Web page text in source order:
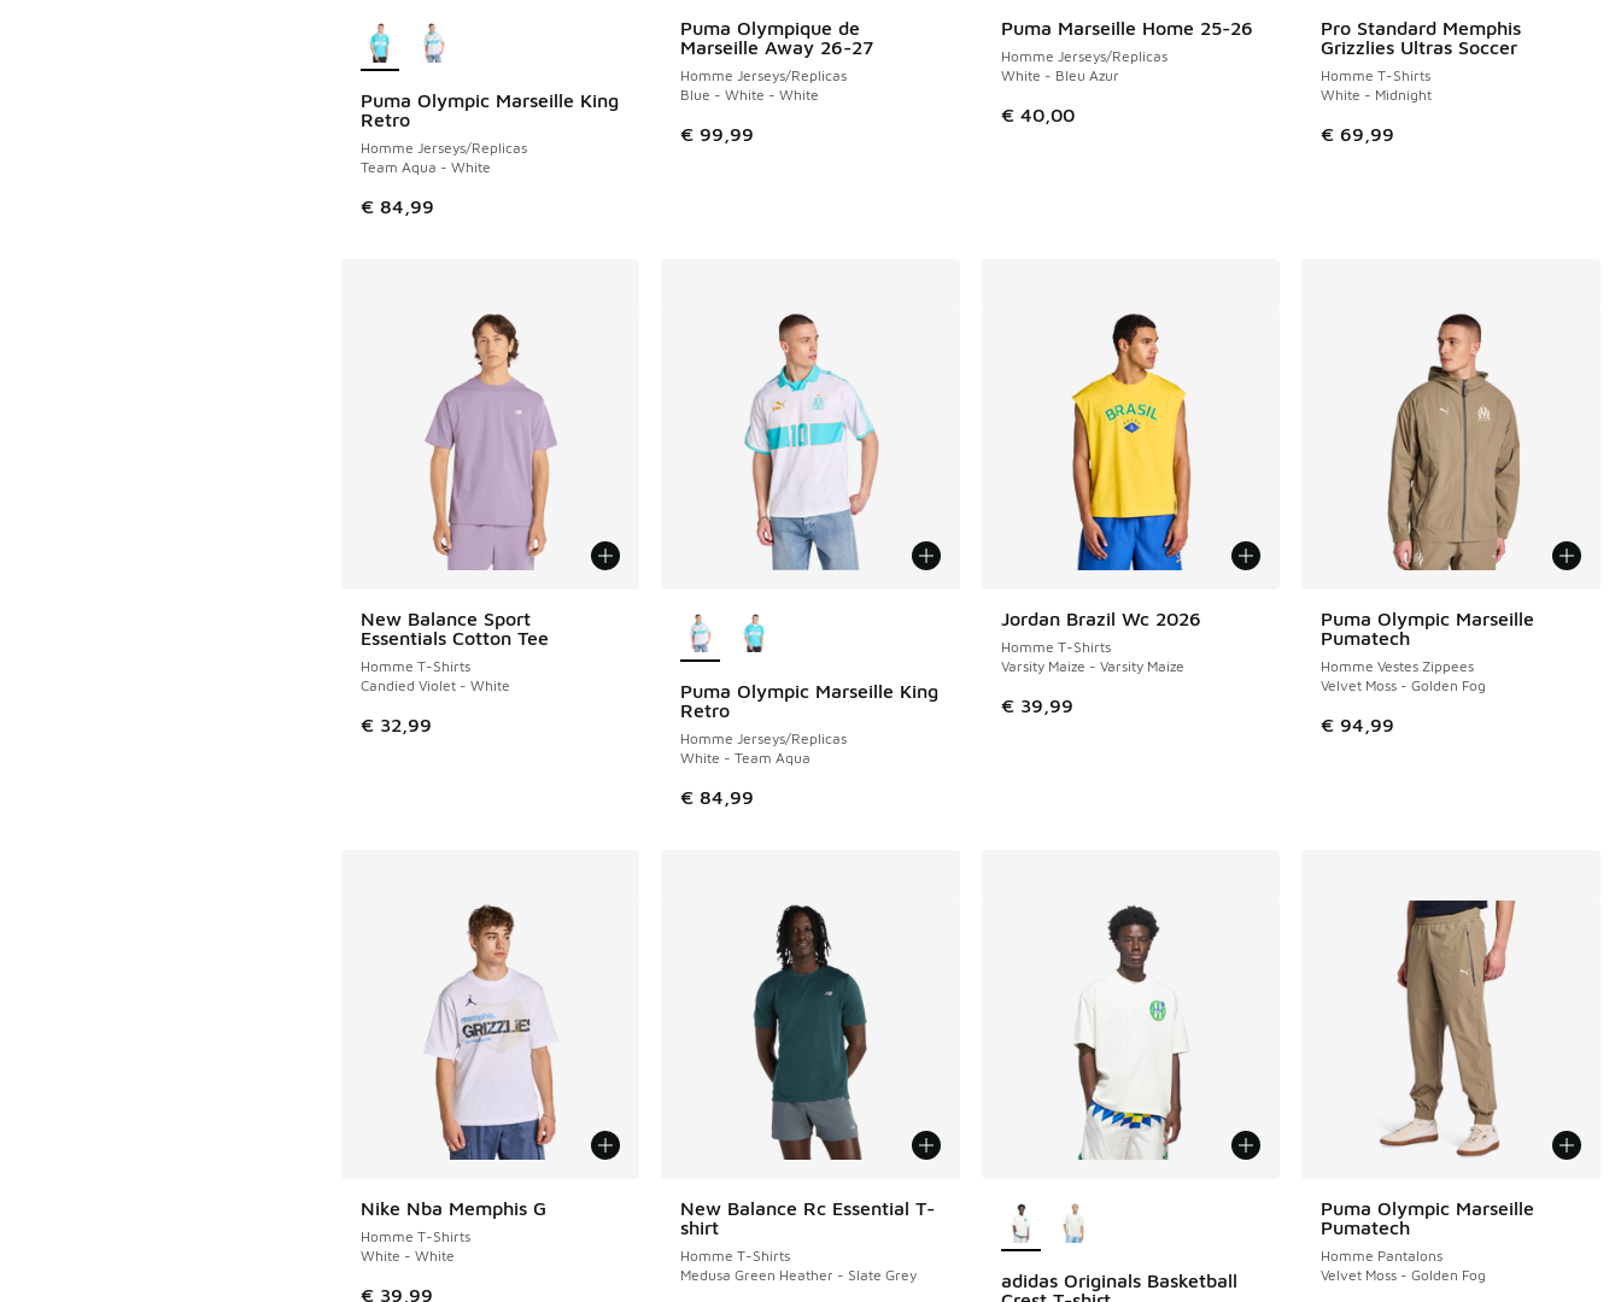
Puma Olympic Marseille King
Retro
Homme Jerseys/Replicas
Team Aqua - White
€ 84,99
Puma Olympique de
Marseille Away 26-27
Homme Jerseys/Replicas
Blue - White - White
€ 99,99
Puma Marseille Home 25-26
Homme Jerseys/Replicas
White - Bleu Azur
€ 40,00
Pro Standard Memphis
Grizzlies Ultras Soccer
Homme T-Shirts
White - Midnight
€ 69,99
New Balance Sport
Essentials Cotton Tee
Homme T-Shirts
Candied Violet - White
€ 32,99
Puma Olympic Marseille King
Retro
Homme Jerseys/Replicas
White - Team Aqua
€ 84,99
Jordan Brazil Wc 2026
Homme T-Shirts
Varsity Maize - Varsity Maize
€ 39,99
Puma Olympic Marseille
Pumatech
Homme Vestes Zippees
Velvet Moss - Golden Fog
€ 94,99
Nike Nba Memphis G
Homme T-Shirts
White - White
€ 39,99
New Balance Rc Essential T-
shirt
Homme T-Shirts
Medusa Green Heather - Slate Grey
adidas Originals Basketball
Puma Olympic Marseille
Pumatech
Homme Pantalons
Velvet Moss - Golden Fog